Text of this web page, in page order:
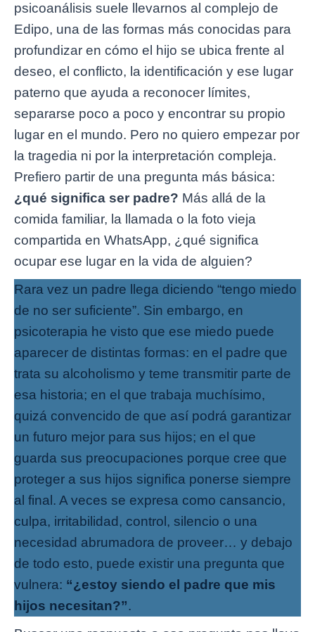
psicoanálisis suele llevarnos al complejo de
Edipo, una de las formas más conocidas para
profundizar en cómo el hijo se ubica frente al
deseo, el conflicto, la identificación y ese lugar
paterno que ayuda a reconocer límites,
separarse poco a poco y encontrar su propio
lugar en el mundo. Pero no quiero empezar por
la tragedia ni por la interpretación compleja.
Prefiero partir de una pregunta más básica:
¿qué significa ser padre? Más allá de la
comida familiar, la llamada o la foto vieja
compartida en WhatsApp, ¿qué significa
ocupar ese lugar en la vida de alguien?
Rara vez un padre llega diciendo “tengo miedo
de no ser suficiente”. Sin embargo, en
psicoterapia he visto que ese miedo puede
aparecer de distintas formas: en el padre que
trata su alcoholismo y teme transmitir parte de
esa historia; en el que trabaja muchísimo,
quizá convencido de que así podrá garantizar
un futuro mejor para sus hijos; en el que
guarda sus preocupaciones porque cree que
proteger a sus hijos significa ponerse siempre
al final. A veces se expresa como cansancio,
culpa, irritabilidad, control, silencio o una
necesidad abrumadora de proveer… y debajo
de todo esto, puede existir una pregunta que
vulnera: “¿estoy siendo el padre que mis
hijos necesitan?”.